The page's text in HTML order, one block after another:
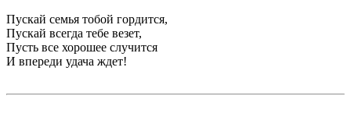
Пускай семья тобой гордится,
Пускай всегда тебе везет,
Пусть все хорошее случится
И впереди удача ждет!